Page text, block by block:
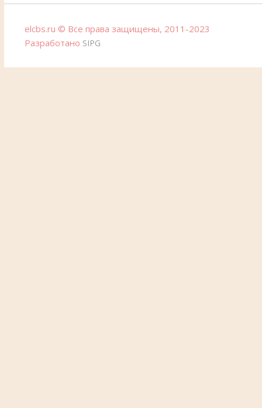
elcbs.ru © Все права защищены, 2011-2023
Разработано SIPG